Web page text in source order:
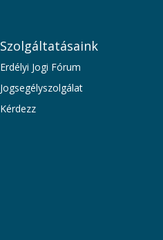
Szolgáltatásaink
Erdélyi Jogi Fórum
Jogsegélyszolgálat
Kérdezz